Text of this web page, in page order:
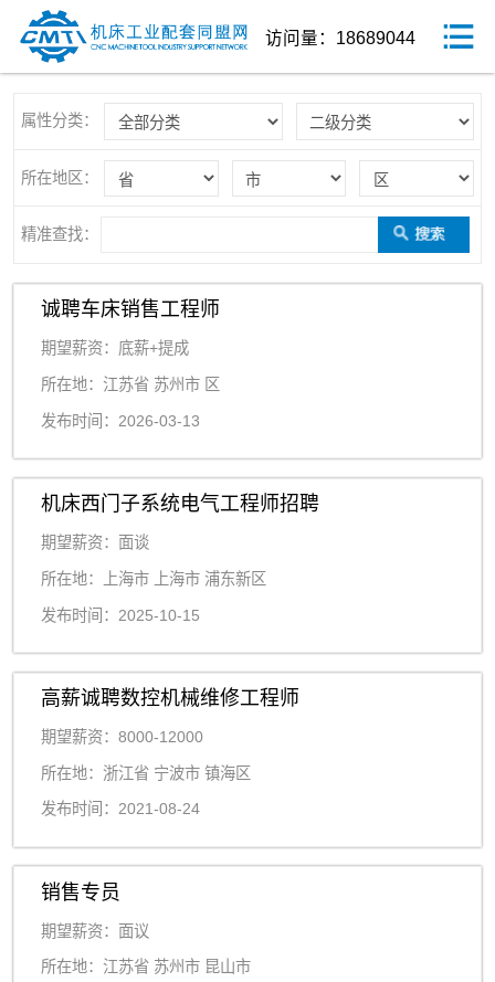
访问量：18689044
属性分类：
所在地区：
精准查找：
诚聘车床销售工程师
期望薪资：底薪+提成
所在地：江苏省 苏州市 区
发布时间：2026-03-13
机床西门子系统电气工程师招聘
期望薪资：面谈
所在地：上海市 上海市 浦东新区
发布时间：2025-10-15
高薪诚聘数控机械维修工程师
期望薪资：8000-12000
所在地：浙江省 宁波市 镇海区
发布时间：2021-08-24
销售专员
期望薪资：面议
所在地：江苏省 苏州市 昆山市